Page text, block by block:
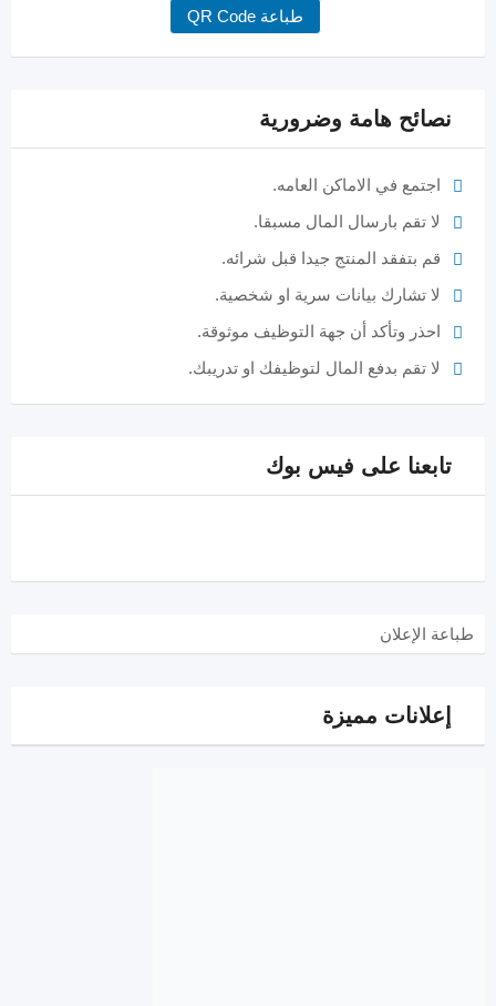
طباعة QR Code
نصائح هامة وضرورية
اجتمع في الاماكن العامه.
لا تقم بارسال المال مسبقا.
قم بتفقد المنتج جيدا قبل شرائه.
لا تشارك بيانات سرية او شخصية.
احذر وتأكد أن جهة التوظيف موثوقة.
لا تقم بدفع المال لتوظيفك او تدريبك.
تابعنا على فيس بوك
طباعة الإعلان
إعلانات مميزة